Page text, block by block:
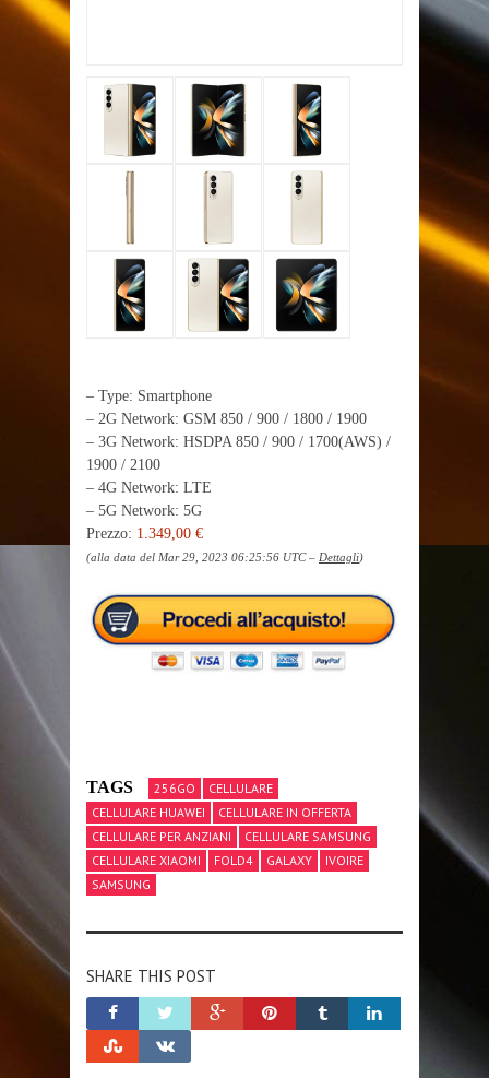
– Type: Smartphone
– 2G Network: GSM 850 / 900 / 1800 / 1900
– 3G Network: HSDPA 850 / 900 / 1700(AWS) /
1900 / 2100
– 4G Network: LTE
– 5G Network: 5G
Prezzo: 1.349,00 €
(alla data del Mar 29, 2023 06:25:56 UTC – Dettagli)
TAGS 256GO
CELLULARE
CELLULARE HUAWEI
CELLULARE IN OFFERTA
CELLULARE PER ANZIANI
CELLULARE SAMSUNG
CELLULARE XIAOMI
FOLD4 GALAXY
IVOIRE
SAMSUNG
SHARE THIS POST